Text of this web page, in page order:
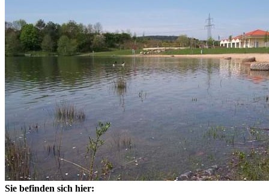
Sie befinden sich hier: